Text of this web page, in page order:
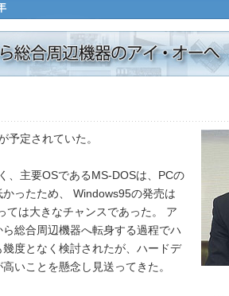
予定されていた。
、主要OSであるMS-DOSは、PCの
ったため、 Windows95の発売は
ては大きなチャンスであった。 ア
総合周辺機器へ転身する過程でハ
度となく検討されたが、ハードデ
いことを懸念し見送ってきた。